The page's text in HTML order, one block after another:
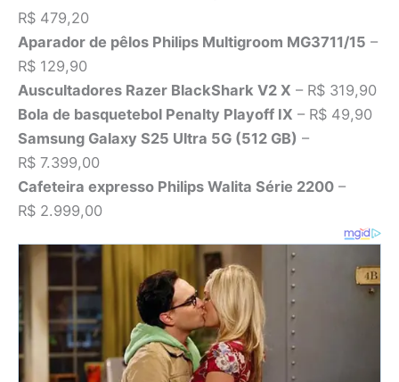
R$ 479,20
Aparador de pêlos Philips Multigroom MG3711/15 –
R$ 129,90
Auscultadores Razer BlackShark V2 X – R$ 319,90
Bola de basquetebol Penalty Playoff IX – R$ 49,90
Samsung Galaxy S25 Ultra 5G (512 GB) –
R$ 7.399,00
Cafeteira expresso Philips Walita Série 2200 –
R$ 2.999,00